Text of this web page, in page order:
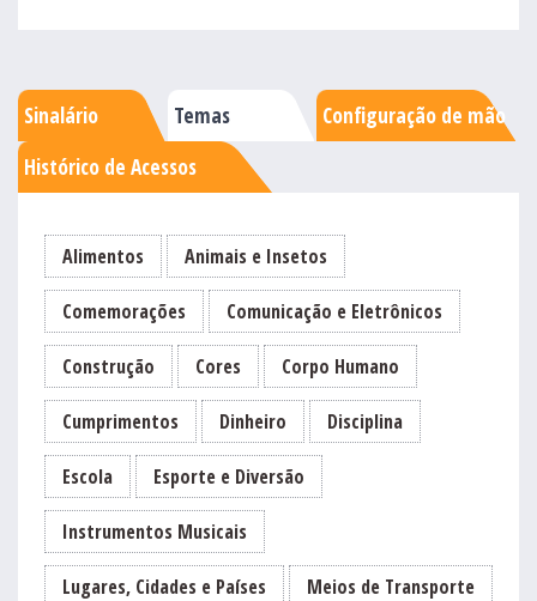
Sinalário Temas
Configuração de mão
Histórico de Acessos
Alimentos Animais e Insetos
Comemorações Comunicação e Eletrônicos
Construção Cores Corpo Humano
Cumprimentos Dinheiro Disciplina
Escola Esporte e Diversão
Instrumentos Musicais
Lugares, Cidades e Países Meios de Transporte